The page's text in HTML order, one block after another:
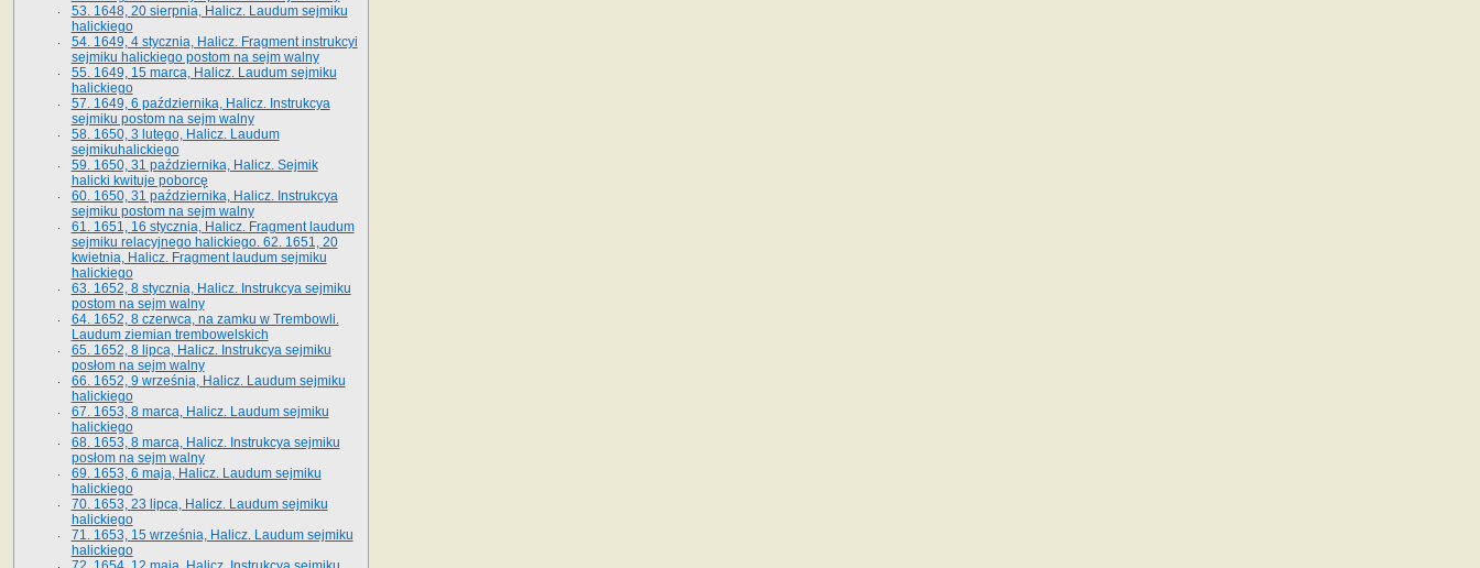
53. 1648, 20 sierpnia, Halicz. Laudum sejmiku
halickiego
54. 1649, 4 stycznia, Halicz. Fragment instrukcyi
sejmiku halickiego postom na sejm walny
55. 1649, 15 marca, Halicz. Laudum sejmiku
halickiego
57. 1649, 6 października, Halicz. Instrukcya
sejmiku postom na sejm walny
58. 1650, 3 lutego, Halicz. Laudum
sejmikuhalickiego
59. 1650, 31 października, Halicz. Sejmik
halicki kwituje poborcę
60. 1650, 31 października, Halicz. Instrukcya
sejmiku postom na sejm walny
61. 1651, 16 stycznia, Halicz. Fragment laudum
sejmiku relacyjnego halickiego. 62. 1651, 20
kwietnia, Halicz. Fragment laudum sejmiku
halickiego
63. 1652, 8 stycznia, Halicz. Instrukcya sejmiku
postom na sejm walny
64. 1652, 8 czerwca, na zamku w Trembowli.
Laudum ziemian trembowelskich
65. 1652, 8 lipca, Halicz. Instrukcya sejmiku
posłom na sejm walny
66. 1652, 9 września, Halicz. Laudum sejmiku
halickiego
67. 1653, 8 marca, Halicz. Laudum sejmiku
halickiego
68. 1653, 8 marca, Halicz. Instrukcya sejmiku
posłom na sejm walny
69. 1653, 6 maja, Halicz. Laudum sejmiku
halickiego
70. 1653, 23 lipca, Halicz. Laudum sejmiku
halickiego
71. 1653, 15 września, Halicz. Laudum sejmiku
halickiego